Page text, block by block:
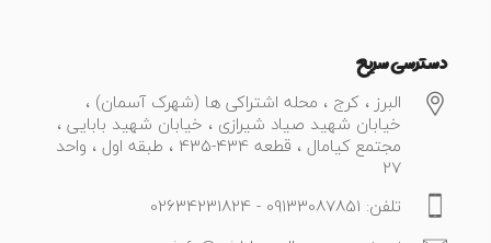
دسترسی سریع
البرز ، کرج ، محله اشتراکی ها (شهرک آسمان) ،
خیابان شهید صیاد شیرازی ، خیابان شهید بابایی ،
مجتمع کیامال ، قطعه 434-435 ، طبقه اول ، واحد
27
تلفن: 09133087851 - 02634231824